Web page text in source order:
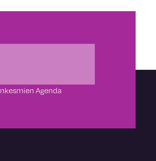
Agenda